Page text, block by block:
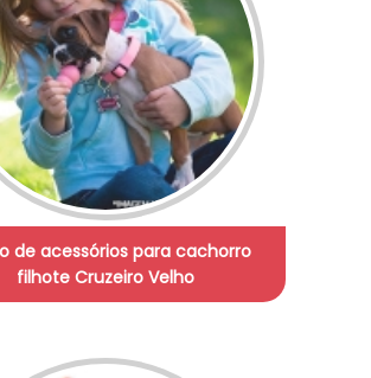
de acessórios para cachorro
filhote Cruzeiro Velho